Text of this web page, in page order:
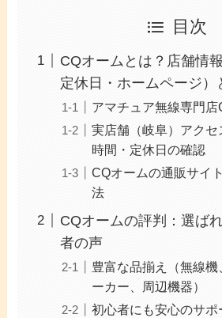
目次
CQオームとは？店舗情
定休日・ホームページ）
アマチュア無線専門
実店舗（岐阜）アク
時間・定休日の確認
CQオームの通販サイ
法
CQオームの評判：選ば
者の声
豊富な品揃え（無線
ーカー、周辺機器）
初心者にも安心のサポ